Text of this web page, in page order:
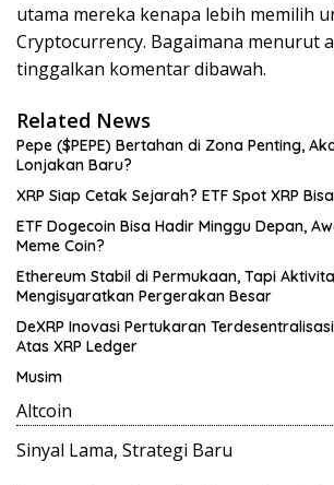
utama mereka kenapa lebih memilih
Cryptocurrency. Bagaimana menurut
tinggalkan komentar dibawah.
Related News
Pepe ($PEPE) Bertahan di Zona Penting,
Lonjakan Baru?
XRP Siap Cetak Sejarah? ETF Spot XRP
ETF Dogecoin Bisa Hadir Minggu Depan,
Meme Coin?
Ethereum Stabil di Permukaan, Tapi
Mengisyaratkan Pergerakan Besar
DeXRP Inovasi Pertukaran
Atas XRP Ledger
Musim
Altcoin
Sinyal Lama, Strategi Baru